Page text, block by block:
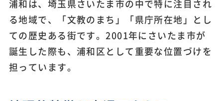
浦和は、埼玉県さいたま市の中で特に注目され
る地域で、「文教のまち」「県庁所在地」とし
ての歴史ある街です。2001年にさいたま市が
誕生した際も、浦和区として重要な位置づけを
担っています。